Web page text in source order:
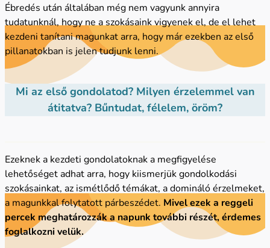
Ébredés után általában még nem vagyunk annyira
tudatunknál, hogy ne a szokásaink vigyenek el, de el lehet
kezdeni tanítani magunkat arra, hogy már ezekben az első
pillanatokban is jelen tudjunk lenni.
Mi az első gondolatod? Milyen érzelemmel van
átitatva? Bűntudat, félelem, öröm?
Ezeknek a kezdeti gondolatoknak a megfigyelése
lehetőséget adhat arra, hogy kiismerjük gondolkodási
szokásainkat, az ismétlődő témákat, a domináló érzelmeket,
a magunkkal folytatott párbeszédet. Mivel ezek a reggeli
percek meghatározzák a napunk további részét, érdemes
foglalkozni velük.